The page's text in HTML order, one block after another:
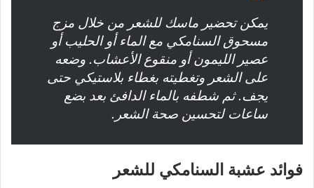
يمكن تحضير ماسك للشعر من خلال مزج
مسحوق السنامكي مع الماء أو الحليب أو
عصير الليمون أو منقوع الأعشاب. وضعه
على الشعر وتغطيته بغطاء بلاستيكي حتى
يجف. ثم شطفه بالماء الدافئ بعد بضع
ساعات لتحسين صحة الشعر.
فوائد عشبة السنامكي للشعر